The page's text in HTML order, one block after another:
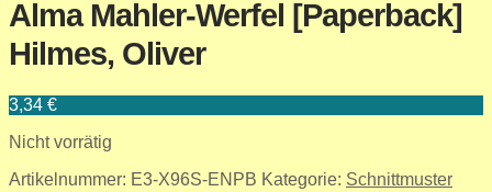
Alma Mahler-Werfel [Paperback]
Hilmes, Oliver
3,34 €
Nicht vorrätig
Artikelnummer: E3-X96S-ENPB Kategorie: Schnittmuster